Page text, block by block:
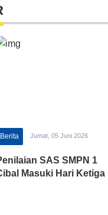
Berita Jumat, 05 Juni 2026
SAS SMPN 1
Masuki Hari Ketiga